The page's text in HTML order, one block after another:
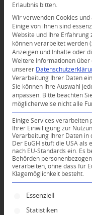
Dein
An Diskussion beteiligen?
Hinterlassen Sie uns
Erlaubnis bitten.
Wir verwenden Cookies
Einige von ihnen sind
Website und Ihre Erfahrung
können verarbeitet werden
Anzeigen und Inhalte oder
Weitere Informationen über
unserer
Verarbeitung Ihrer Daten
Sie können Ihre Auswahl
anpassen.
Bitte beachten
möglicherweise nicht alle
Einige Services verarbeiten
Ihrer Einwilligung zur
Verarbeitung Ihrer Daten in
Der EuGH stuft die USA als
nach EU-Standards ein. Es
Behörden
verarbeiten, ohne dass für
Klagemöglichkeit besteht.
Es folgt eine
Essenziell
Statistiken